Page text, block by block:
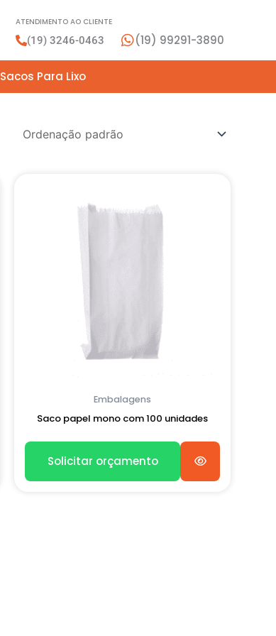
ATENDIMENTO AO CLIENTE
(19) 3246-0463 (19) 99291-3890
Sacos Para Lixo
Embalagens
Saco papel mono com 100 unidades
Solicitar orçamento